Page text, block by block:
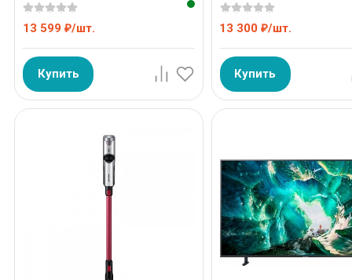
13 599 ₽/шт.
Купить
13 300 ₽/шт.
Купить